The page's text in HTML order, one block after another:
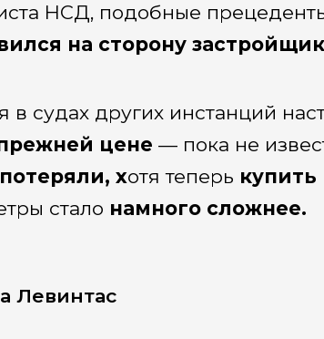
НСД, подобные
на сторону
в судах других инстанций
цене — пока не
хотя теперь
стало намного сложнее.
Левинтас